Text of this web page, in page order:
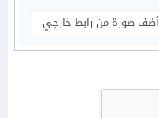
أضف صورة من رابط خارجي